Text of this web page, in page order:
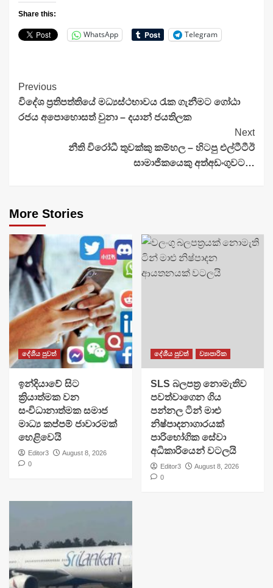
Share this:
WhatsApp Telegram
Continue
Reading
Previous
විදේශ ප්‍රතිපත්තියේ මධ්‍යස්ථභාවය රැක ගැනීමට ගෝඨා
රජය අපොහොසත් වුනා – දයාන් ජයතිලක
Next
නීති විරෝධී තුවක්කු කම්හල – හිටපු එල්ටීටීඊ
සාමාජිකයෙකු අත්අඩංගුවට…
More Stories
දේශීය පුවත්
​ඉන්දියාවේ සිට
ක්‍රියාත්මක වන
සංවිධානාත්මක සමාජ
මාධ්‍ය කප්පම් ජාවාරමක්
හෙළිවෙයි
Editor3
August 8, 2026
0
දේශීය පුවත් ව්‍යාපාරික
SLS බලපත්‍ර නොමැතිව
පවත්වාගෙන ගිය
පන්නල ටින් මාළු
නිෂ්පාදනාගාරයක්
පාරිභෝගික සේවා
අධිකාරියෙන් වටලයි
Editor3
August 8, 2026
0